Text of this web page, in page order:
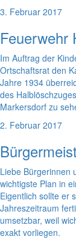
3. Februar 2017
Feuerwehr
Im Auftrag der
Ortschaftsrat den
Jahre 1934
des
Markersdorf zu
2. Februar 2017
Liebe Bürgerinnen
wichtigste Plan in
Eigentlich sollte er
Jahreszeitraum
umsetzbar, weil
exakt vorliegen.